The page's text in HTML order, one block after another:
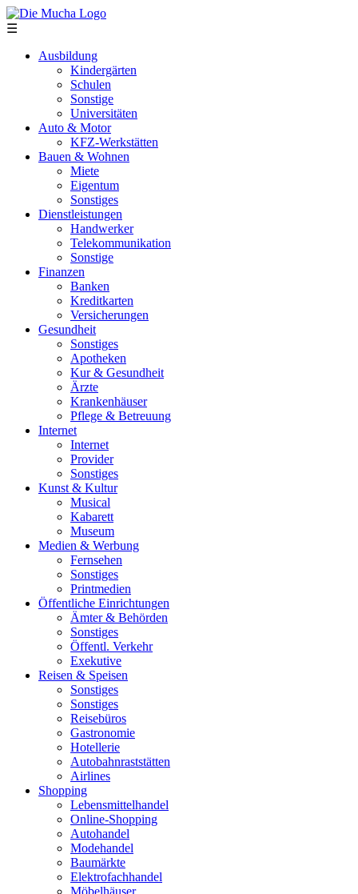
Direkt zum Inhalt
☰
Ausbildung
Kindergärten
Schulen
Sonstige
Universitäten
Auto & Motor
KFZ-Werkstätten
Bauen & Wohnen
Miete
Eigentum
Sonstiges
Dienstleistungen
Handwerker
Telekommunikation
Sonstige
Finanzen
Banken
Kreditkarten
Versicherungen
Gesundheit
Sonstiges
Apotheken
Kur & Gesundheit
Ärzte
Krankenhäuser
Pflege & Betreuung
Internet
Internet
Provider
Sonstiges
Kunst & Kultur
Musical
Kabarett
Museum
Medien & Werbung
Fernsehen
Sonstiges
Printmedien
Öffentliche Einrichtungen
Ämter & Behörden
Sonstiges
Öffentl. Verkehr
Exekutive
Reisen & Speisen
Sonstiges
Sonstiges
Reisebüros
Gastronomie
Hotellerie
Autobahnraststätten
Airlines
Shopping
Lebensmittelhandel
Online-Shopping
Autohandel
Modehandel
Baumärkte
Elektrofachhandel
Möbelhäuser